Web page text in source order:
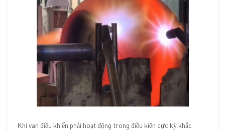
Khi van điều khiển phải hoạt động trong điều kiện cực kỳ khắc